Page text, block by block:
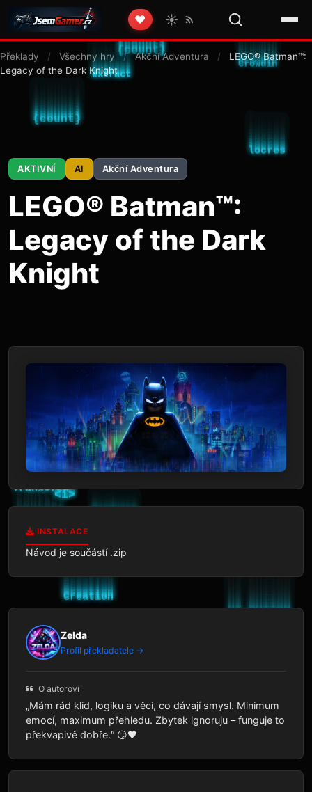
❤️ ☀️
Překlady / Všechny hry / Akční Adventura /
LEGO® Batman™:
Legacy of the Dark Knight
AKTIVNÍ AI Akční Adventura
LEGO® Batman™:
Legacy of the Dark
Knight
INSTALACE
Návod je součástí .zip
Zelda
Profil překladatele →
O autorovi
„Mám rád klid, logiku a věci, co dávají smysl. Minimum
emocí, maximum přehledu. Zbytek ignoruju – funguje to
překvapivě dobře.“ 😏🖤